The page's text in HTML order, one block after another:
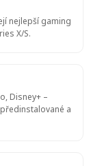
nejlepší gaming
X/S.
Disney+ –
a